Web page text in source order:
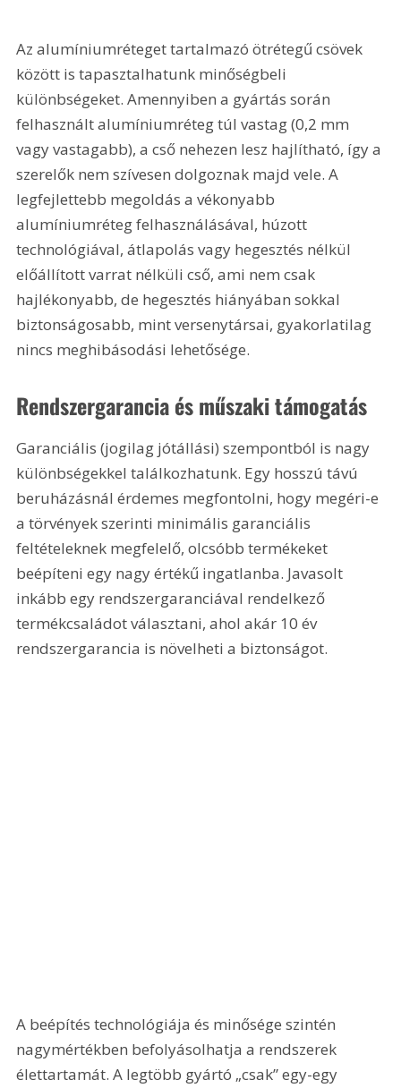
Az alumíniumréteget tartalmazó ötrétegű csövek
között is tapasztalhatunk minőségbeli
különbségeket. Amennyiben a gyártás során
felhasznált alumíniumréteg túl vastag (0,2 mm
vagy vastagabb), a cső nehezen lesz hajlítható, így a
szerelők nem szívesen dolgoznak majd vele. A
legfejlettebb megoldás a vékonyabb
alumíniumréteg felhasználásával, húzott
technológiával, átlapolás vagy hegesztés nélkül
előállított varrat nélküli cső, ami nem csak
hajlékonyabb, de hegesztés hiányában sokkal
biztonságosabb, mint versenytársai, gyakorlatilag
nincs meghibásodási lehetősége.
Rendszergarancia és műszaki támogatás
Garanciális (jogilag jótállási) szempontból is nagy
különbségekkel találkozhatunk. Egy hosszú távú
beruházásnál érdemes megfontolni, hogy megéri-e
a törvények szerinti minimális garanciális
feltételeknek megfelelő, olcsóbb termékeket
beépíteni egy nagy értékű ingatlanba. Javasolt
inkább egy rendszergaranciával rendelkező
termékcsaládot választani, ahol akár 10 év
rendszergarancia is növelheti a biztonságot.
A beépítés technológiája és minősége szintén
nagymértékben befolyásolhatja a rendszerek
élettartamát. A legtöbb gyártó „csak” egy-egy